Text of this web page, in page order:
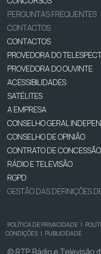
PERGUNTAS FREQUENTES
CONTACTOS
CONTACTOS
PROVEDORA DO
PROVEDORA DO OUVINTE
ACESSIBILIDADES
SATÉLITES
A EMPRESA
CONSELHO GERAL
CONSELHO DE OPINIÃO
CONTRATO DE
RÁDIO E TELEVISÃO
RGPD
GESTÃO DAS DEFINIÇÕES
POLÍTICA DE PRIVACIDADE |
CONDIÇÕES | PUBLICIDADE
© RTP, Rádio e Televisão